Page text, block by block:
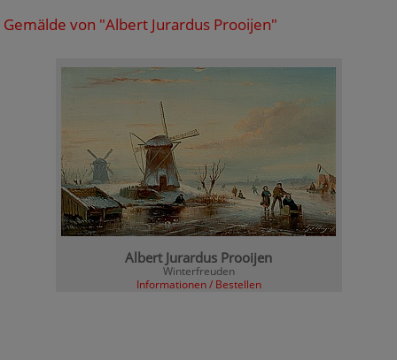
Gemälde von "Albert Jurardus Prooijen"
Albert Jurardus Prooijen
Winterfreuden
Informationen / Bestellen